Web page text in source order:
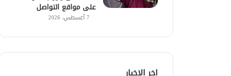
على مواقع التواصل
7 أغسطس، 2026
اخر الاخبار